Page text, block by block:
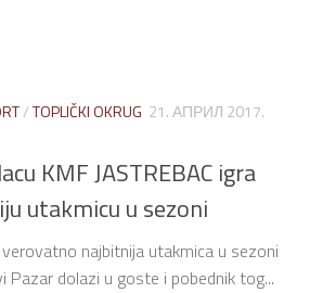
/TOPLIČKI OKRUG 21. АПРИЛ 2017.
KMF JASTREBAC igra
utakmicu u sezoni
najbitnija utakmica u sezoni
Pazar dolazi u goste i pobednik tog...